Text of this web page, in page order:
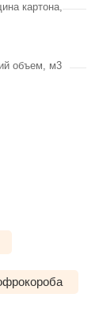
картона,
объем, м3